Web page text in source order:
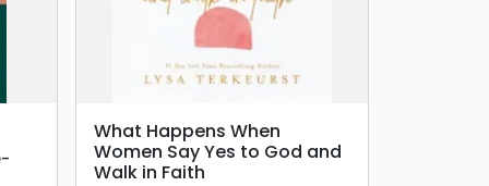
search APERÇU RAPIDE
What Happens When
Women Say Yes to God and
Walk in Faith